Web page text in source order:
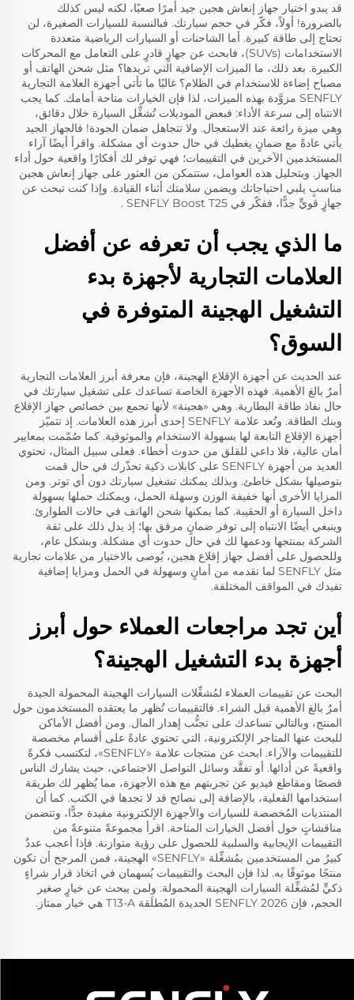
قد يبدو اختيار جهاز إنعاش هجين جيد أمرًا صعبًا، لكنه ليس كذلك
بالضرورة! أولاً، فكّر في حجم سيارتك. فبالنسبة للسيارات الصغيرة، لن
تحتاج إلى طاقة كبيرة. أما الشاحنات أو السيارات الرياضية متعددة
الاستخدامات (SUVs)، فابحث عن جهازٍ قادرٍ على التعامل مع المحركات
الكبيرة. بعد ذلك، ما الميزات الإضافية التي تريدها؟ مثل شحن الهاتف أو
مصباح إضاءة للاستخدام في الظلام؟ غالبًا ما تأتي أجهزة العلامة التجارية
SENFLY مزوَّدة بهذه الميزات، لذا فإن الخيارات متاحة أمامك. كما يجب
الانتباه إلى سرعة الأداء: فبعض الموديلات تُشغِّل السيارة خلال دقائق،
وهي ميزة رائعة عند الاستعجال. ولا تتجاهل ضمان الجودة! فالجهاز الجيد
يأتي عادةً مع ضمانٍ يغطيك في حال حدوث أي مشكلة. واقرأ أيضًا آراء
المستخدمين الآخرين في التقييمات؛ فهي توفر لك أفكارًا واقعية حول أداء
الجهاز. وبتحليل هذه العوامل، ستتمكن من العثور على جهاز إنعاش هجين
مناسبٍ يلبي احتياجاتك ويضمن سلامتك أثناء القيادة. وإذا كنت تبحث عن
جهازٍ قويٍّ جدًّا، ففكّر في SENFLY Boost T25
.
ما الذي يجب أن تعرفه عن أفضل
العلامات التجارية لأجهزة بدء
التشغيل الهجينة المتوفرة في
السوق؟
عند الحديث عن أجهزة الإقلاع الهجينة، فإن معرفة أبرز العلامات التجارية
أمرٌ بالغ الأهمية. فهذه الأجهزة الخاصة تساعدك على تشغيل سيارتك في
حال نفاذ طاقة البطارية. وهي «هجينة» لأنها تجمع بين خصائص جهاز الإقلاع
وبنك الطاقة. وتُعد علامة SENFLY إحدى أبرز هذه العلامات. إذ تتميّز
أجهزة الإقلاع التابعة لها بسهولة الاستخدام والموثوقية. كما صُمّمت بمعايير
أمان عالية، فلا داعي للقلق من حدوث أخطاء. فعلى سبيل المثال، تحتوي
العديد من أجهزة SENFLY على كابلات ذكية تحذّرك في حال قمت
بتوصيلها بشكل خاطئ. وبذلك يمكنك تشغيل سيارتك دون أي توتر. ومن
المزايا الأخرى أنها خفيفة الوزن وسهلة الحمل، ويمكنك حملها بسهولة
داخل السيارة أو الحقيبة. كما يمكنها شحن الهاتف في حالات الطوارئ.
وينبغي أيضًا الانتباه إلى توفر ضمانٍ مرفق بها؛ إذ يدل ذلك على ثقة
الشركة بمنتجها ودعمها لك في حال حدوث أي مشكلة. وبشكل عام،
وللحصول على أفضل جهاز إقلاع هجين، يُوصى بالاختيار من علامات تجارية
مثل SENFLY لما تقدمه من أمانٍ وسهولة في الحمل ومزايا إضافية
تفيدك في المواقف المختلفة.
أين تجد مراجعات العملاء حول أبرز
أجهزة بدء التشغيل الهجينة؟
البحث عن تقييمات العملاء لمُشغِّلات السيارات الهجينة المحمولة الجيدة
أمرٌ بالغ الأهمية قبل الشراء. فالتقييمات تُظهر ما يعتقده المستخدمون حول
المنتج، وبالتالي تساعدك على تجنُّب إهدار المال. ومن أفضل الأماكن
للبحث عنها المتاجر الإلكترونية، التي تحتوي عادةً على أقسام مخصصة
للتقييمات والآراء. ابحث عن منتجات علامة «SENFLY»، لتكتسب فكرةً
واقعيةً عن أدائها. أو تفقَّد وسائل التواصل الاجتماعي، حيث يشارك الناس
قصصًا ومقاطع فيديو عن تجربتهم مع هذه الأجهزة، مما يُظهر لك طريقة
استخدامها الفعلية، بالإضافة إلى نصائح قد لا تجدها في الكتب. كما أن
المنتديات المُخصصة للسيارات والأجهزة الإلكترونية مفيدة جدًّا، وتتضمن
مناقشاتٍ حول أفضل الخيارات المتاحة. اقرأ مجموعةً متنوعةً من
التقييمات الإيجابية والسلبية للحصول على رؤية متوازنة. فإذا أعجب عددٌ
كبيرٌ من المستخدمين بمُشغِّلة «SENFLY» الهجينة، فمن المرجح أن تكون
منتجًا موثوقًا به. لذا فإن البحث والتقييمات يُسهمان في اتخاذ قرار شراءٍ
ذكيٍّ لمُشغِّلة السيارات الهجينة المحمولة. ولمن يبحث عن خيارٍ صغير
الحجم، فإن SENFLY 2026 الجديدة المُطلَقة T13-A هي خيار ممتاز.